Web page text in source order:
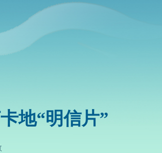
地“明信片”